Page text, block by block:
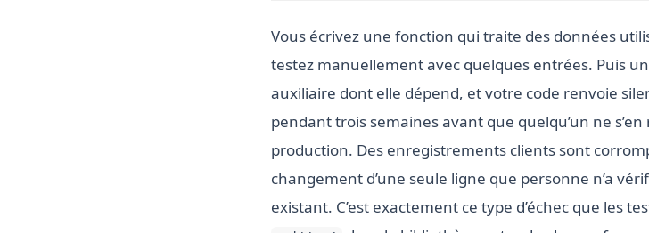
Vous écrivez une fonction qui traite des données
testez manuellement avec quelques entrées. Puis
auxiliaire dont elle dépend, et votre code renvoie
pendant trois semaines avant que quelqu’un ne
production. Des enregistrements clients sont
changement d’une seule ligne que personne n’a
existant. C’est exactement ce type d’échec que les